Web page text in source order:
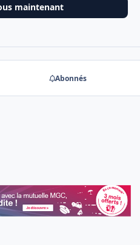
maintenant
Abonnés